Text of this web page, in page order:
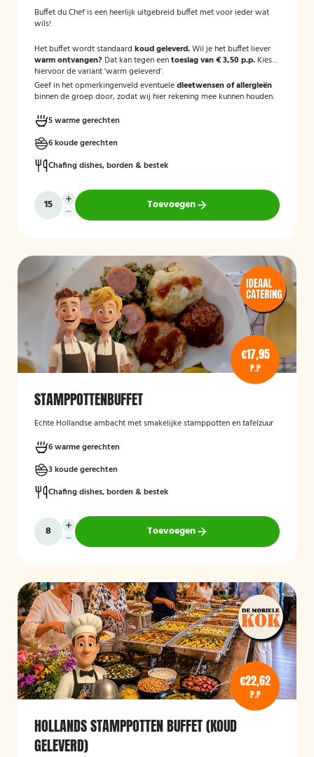
Buffet du Chef is een heerlijk uitgebreid buffet met voor ieder wat
wils!
Het buffet wordt standaard koud geleverd.Wil je het buffet liever
warm ontvangen? Dat kan tegen eentoeslag van € 3,50 p.p. Kies
hiervoor de variant 'warm geleverd'.
Geef in het opmerkingenveld eventueledieetwensen of allergieën
binnen de groep door, zodat wij hier rekening mee kunnen houden.
5 warme gerechten
6 koude gerechten
Chafing dishes, borden & bestek
Toevoegen
€17,95
P.P
STAMPPOTTENBUFFET
Echte Hollandse ambacht met smakelijke stamppotten en tafelzuur
6 warme gerechten
3 koude gerechten
Chafing dishes, borden & bestek
Toevoegen
€22,62
P.P
HOLLANDS STAMPPOTTEN BUFFET (KOUD
GELEVERD)